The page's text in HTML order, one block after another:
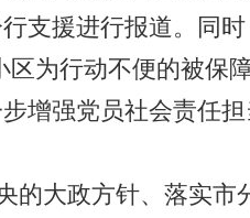
支援进行报道。同
区为行动不便的被保
增强党员社会责任
大政方针、落实市